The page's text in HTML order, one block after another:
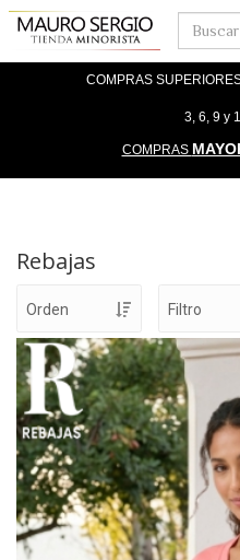
COMPRAS
3, 6, 9 y
COMPRAS
Rebajas